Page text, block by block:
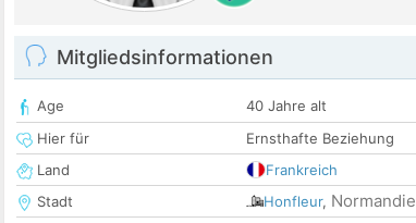
Mitgliedsinformationen
Age
40 Jahre alt
Hier für
Ernsthafte Beziehung
Land
Frankreich
Stadt
Honfleur, Normandie